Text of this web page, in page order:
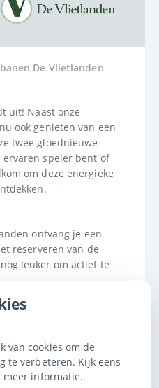
De Vlietlanden
uit! Naast onze
ook genieten van een
twee gloednieuwe
speler bent of
om deze energieke
reserveren van de
leuker om actief te
van cookies om de
te verbeteren. Kijk eens
meer informatie.